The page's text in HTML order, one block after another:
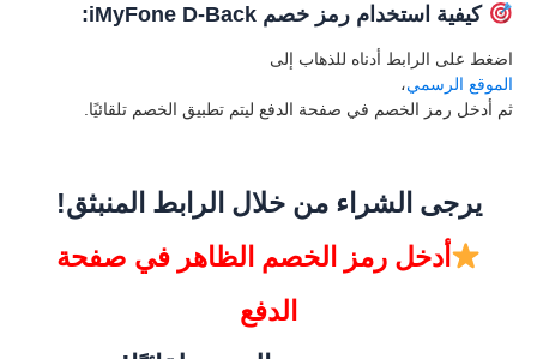
كيفية استخدام رمز خصم iMyFone D-Back:
اضغط على الرابط أدناه للذهاب إلى
الموقع الرسمي،
ثم أدخل رمز الخصم في صفحة الدفع ليتم تطبيق الخصم تلقائيًا.
يرجى الشراء من خلال الرابط المنبثق!
أدخل رمز الخصم الظاهر في صفحة
الدفع